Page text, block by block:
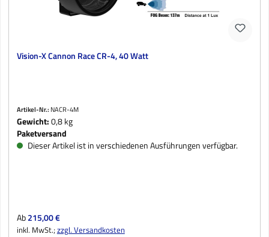
Vision-X Cannon Race CR-4, 40 Watt
Artikel-Nr.: NACR-4M
Gewicht:0,8 kg
Paketversand
Dieser Artikel ist in verschiedenen Ausführungen verfügbar.
Regulärer Preis:
Ab215,00 €
inkl. MwSt.;zzgl. Versandkosten